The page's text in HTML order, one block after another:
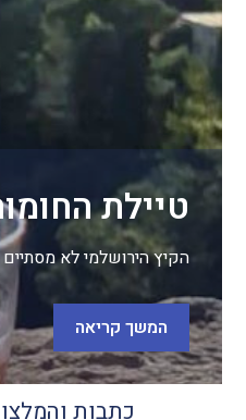
טיילת
הקיץ הירושלמי לא
המשך קריאה
כתבות